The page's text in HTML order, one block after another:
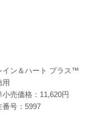
イン＆ハート プラス™
用
小売価格：11,620円
番号：5997